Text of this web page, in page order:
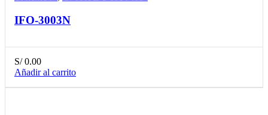
IFO-3003N
S/0.00
Añadir al carrito